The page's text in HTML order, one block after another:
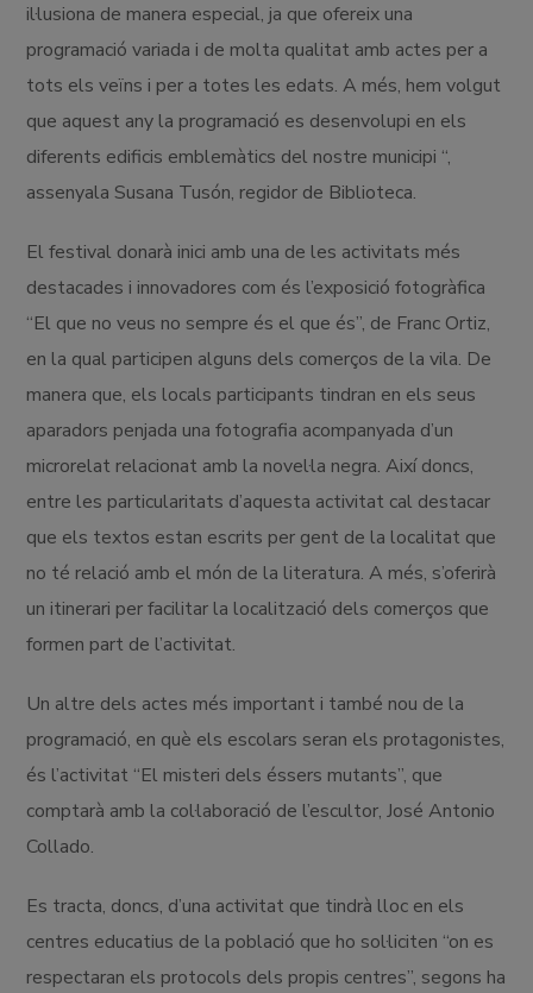
il·lusiona de manera especial, ja que ofereix una
programació variada i de molta qualitat amb actes per a
tots els veïns i per a totes les edats. A més, hem volgut
que aquest any la programació es desenvolupi en els
diferents edificis emblemàtics del nostre municipi “,
assenyala Susana Tusón, regidor de Biblioteca.
El festival donarà inici amb una de les activitats més
destacades i innovadores com és l’exposició fotogràfica
“El que no veus no sempre és el que és”, de Franc Ortiz,
en la qual participen alguns dels comerços de la vila. De
manera que, els locals participants tindran en els seus
aparadors penjada una fotografia acompanyada d’un
microrelat relacionat amb la novel·la negra. Així doncs,
entre les particularitats d’aquesta activitat cal destacar
que els textos estan escrits per gent de la localitat que
no té relació amb el món de la literatura. A més, s’oferirà
un itinerari per facilitar la localització dels comerços que
formen part de l’activitat.
Un altre dels actes més important i també nou de la
programació, en què els escolars seran els protagonistes,
és l’activitat “El misteri dels éssers mutants”, que
comptarà amb la col·laboració de l’escultor, José Antonio
Collado.
Es tracta, doncs, d’una activitat que tindrà lloc en els
centres educatius de la població que ho sol·liciten “on es
respectaran els protocols dels propis centres”, segons ha